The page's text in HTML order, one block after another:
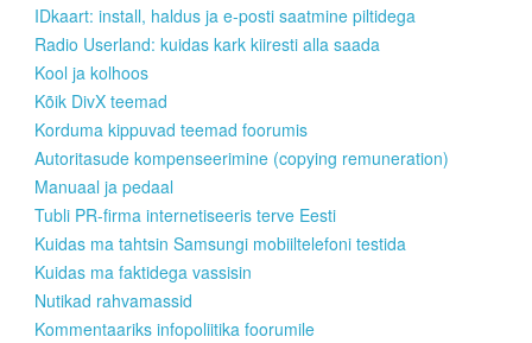
IDkaart: install, haldus ja e-posti saatmine piltidega
Radio Userland: kuidas kark kiiresti alla saada
Kool ja kolhoos
Kõik DivX teemad
Korduma kippuvad teemad foorumis
Autoritasude kompenseerimine (copying remuneration)
Manuaal ja pedaal
Tubli PR-firma internetiseeris terve Eesti
Kuidas ma tahtsin Samsungi mobiiltelefoni testida
Kuidas ma faktidega vassisin
Nutikad rahvamassid
Kommentaariks infopoliitika foorumile